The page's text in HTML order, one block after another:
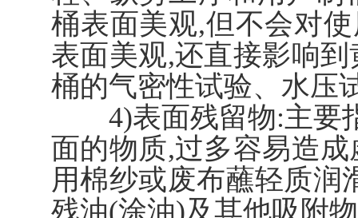
桶表面美观,但不会对
表面美观,还直接影响
桶的气密性试验、水压
4)表面残留物:主要
面的物质,过多容易造
用棉纱或废布蘸轻质润
残油(涂油)及其他吸附